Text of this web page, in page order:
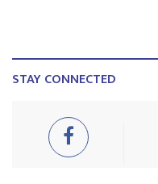
STAY CONNECTED